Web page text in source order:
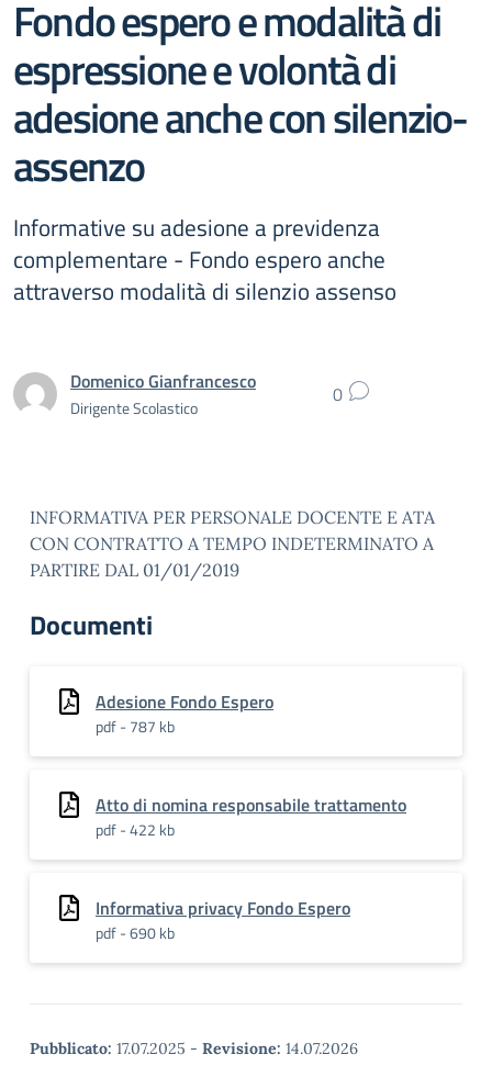
Fondo espero e modalità di
espressione e volontà di
adesione anche con silenzio-
assenzo
Informative su adesione a previdenza
complementare - Fondo espero anche
attraverso modalità di silenzio assenso
Domenico Gianfrancesco
Dirigente Scolastico 0
INFORMATIVA PER PERSONALE DOCENTE E ATA
CON CONTRATTO A TEMPO INDETERMINATO A
PARTIRE DAL 01/01/2019
Documenti
Adesione Fondo Espero
pdf - 787 kb
Atto di nomina responsabile trattamento
pdf - 422 kb
Informativa privacy Fondo Espero
pdf - 690 kb
Pubblicato: 17.07.2025 - Revisione: 14.07.2026